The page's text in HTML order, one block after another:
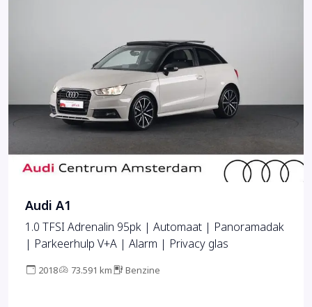
Audi A1
1.0 TFSI Adrenalin 95pk | Automaat | Panoramadak
| Parkeerhulp V+A | Alarm | Privacy glas
2018 73.591 km Benzine